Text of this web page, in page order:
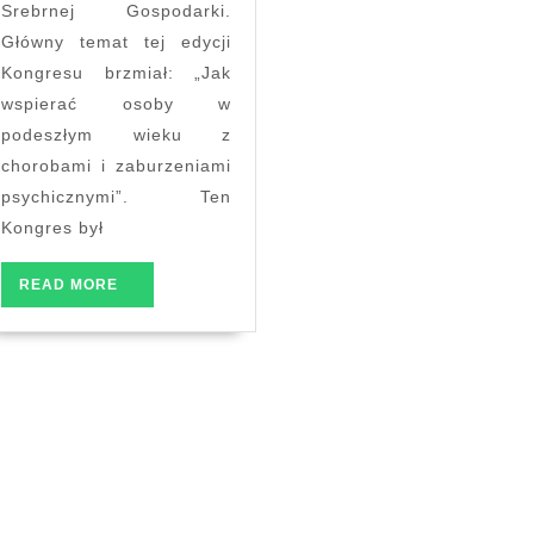
Srebrnej Gospodarki.
Główny temat tej edycji
Kongresu brzmiał: „Jak
wspierać osoby w
podeszłym wieku z
chorobami i zaburzeniami
psychicznymi”. Ten
Kongres był
READ MORE
MORE